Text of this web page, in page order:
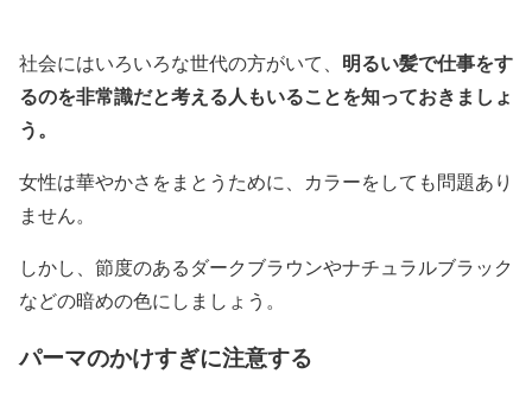
社会にはいろいろな世代の方がいて、 明るい髪で仕事をす
るのを非常識だと考える人もいることを知っておきましょ
う。
女性は華やかさをまとうために、カラーをしても問題あり
ません。
しかし、節度のあるダークブラウンやナチュラルブラック
などの暗めの色にしましょう。
パーマのかけすぎに注意する